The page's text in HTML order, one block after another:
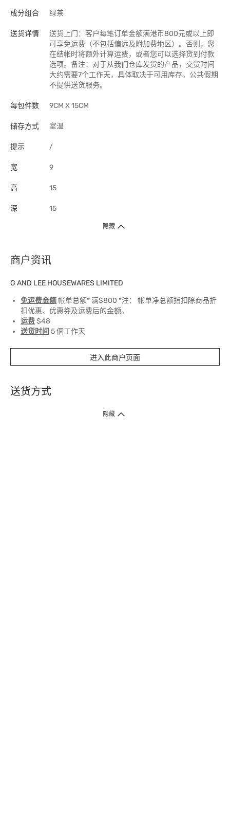
成分组合 绿茶
送货详情
送货上门：客户每笔订单金额满港币800元或以上即
可享免运费（不包括偏远及附加费地区）。否则，您
在结帐时将额外计算运费，或者您可以选择货到付款
选项。备注：对于从我们仓库发货的产品，交货时间
大约需要7个工作天，具体取决于可用库存。公共假期
不提供送货服务。
每包件数 9CM X 15CM
储存方式 室温
提示 /
宽 9
高 15
深 15
隐藏
商户资讯
G AND LEE HOUSEWARES LIMITED
免运费金额帐单总额* 满$800 *注： 帐单净总额指扣除商品折
扣优惠、优惠券及运费后的金额。
运费$48
送货时间 5 個工作天
进入此商户页面
送货方式
1. 送货到府（受卫生署条例规管产品除外 ）
隐藏